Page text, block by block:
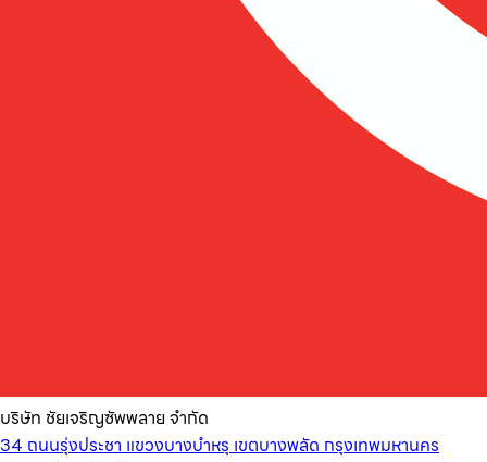
บริษัท ชัยเจริญซัพพลาย จำกัด
34 ถนนรุ่งประชา แขวงบางบำหรุ เขตบางพลัด กรุงเทพมหานคร